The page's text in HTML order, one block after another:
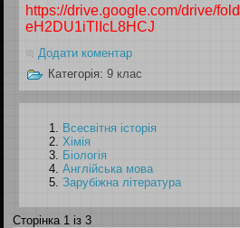
https://drive.google.com/drive/
eH2DU1iTlIcL8HCJ
Додати коментар
Категорія:9 клас
Всесвітня історія
Хімія
Біологія
Англійська мова
Зарубіжна література
Сторінка 1 із 3